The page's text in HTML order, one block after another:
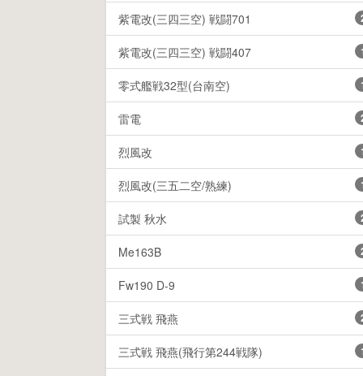
紫電改(三四三空) 戦闘701
紫電改(三四三空) 戦闘407
零式艦戦32型(台南空)
雷電
烈風改
烈風改(三五二空/熟練)
試製 秋水
Me163B
Fw190 D-9
三式戦 飛燕
三式戦 飛燕(飛行第244戦隊)